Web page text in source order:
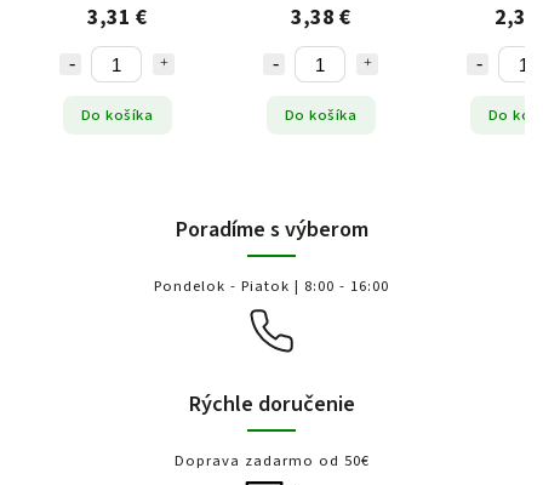
3,31 €
Do košíka
3,38 €
Do košíka
2,34
Do
Poradíme s výberom
Pondelok - Piatok | 8:00 - 16:00
Rýchle doručenie
Doprava zadarmo od 50€